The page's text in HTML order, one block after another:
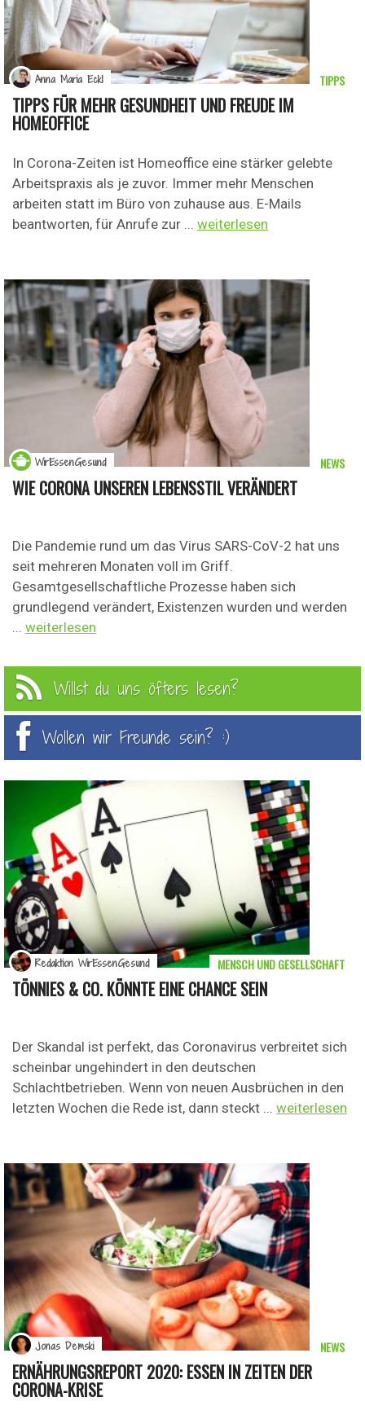
TIPPS FÜR MEHR GESUNDHEIT UND FREUDE IM
HOMEOFFICE
In Corona-Zeiten ist Homeoffice eine stärker gelebte
Arbeitspraxis als je zuvor. Immer mehr Menschen
arbeiten statt im Büro von zuhause aus. E-Mails
beantworten, für Anrufe zur ... weiterlesen
TIPPS
Anna Maria Eckl
WIE CORONA UNSEREN LEBENSSTIL VERÄNDERT
Die Pandemie rund um das Virus SARS-CoV-2 hat uns
seit mehreren Monaten voll im Griff.
Gesamtgesellschaftliche Prozesse haben sich
grundlegend verändert, Existenzen wurden und werden
... weiterlesen
NEWS
WirEssenGesund
Willst du uns öfters lesen?
Wollen wir Freunde sein? :)
TÖNNIES & CO. KÖNNTE EINE CHANCE SEIN
Der Skandal ist perfekt, das Coronavirus verbreitet sich
scheinbar ungehindert in den deutschen
Schlachtbetrieben. Wenn von neuen Ausbrüchen in den
letzten Wochen die Rede ist, dann steckt ... weiterlesen
MENSCH UND GESELLSCHAFT
Redaktion WirEssenGesund
ERNÄHRUNGSREPORT 2020: ESSEN IN ZEITEN DER
CORONA-KRISE
NEWS
Jonas Demski